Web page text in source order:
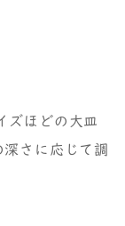
ズほどの大皿
さに応じて調